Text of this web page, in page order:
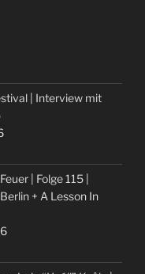
| Interview mit
| Folge 115 |
+ A Lesson In